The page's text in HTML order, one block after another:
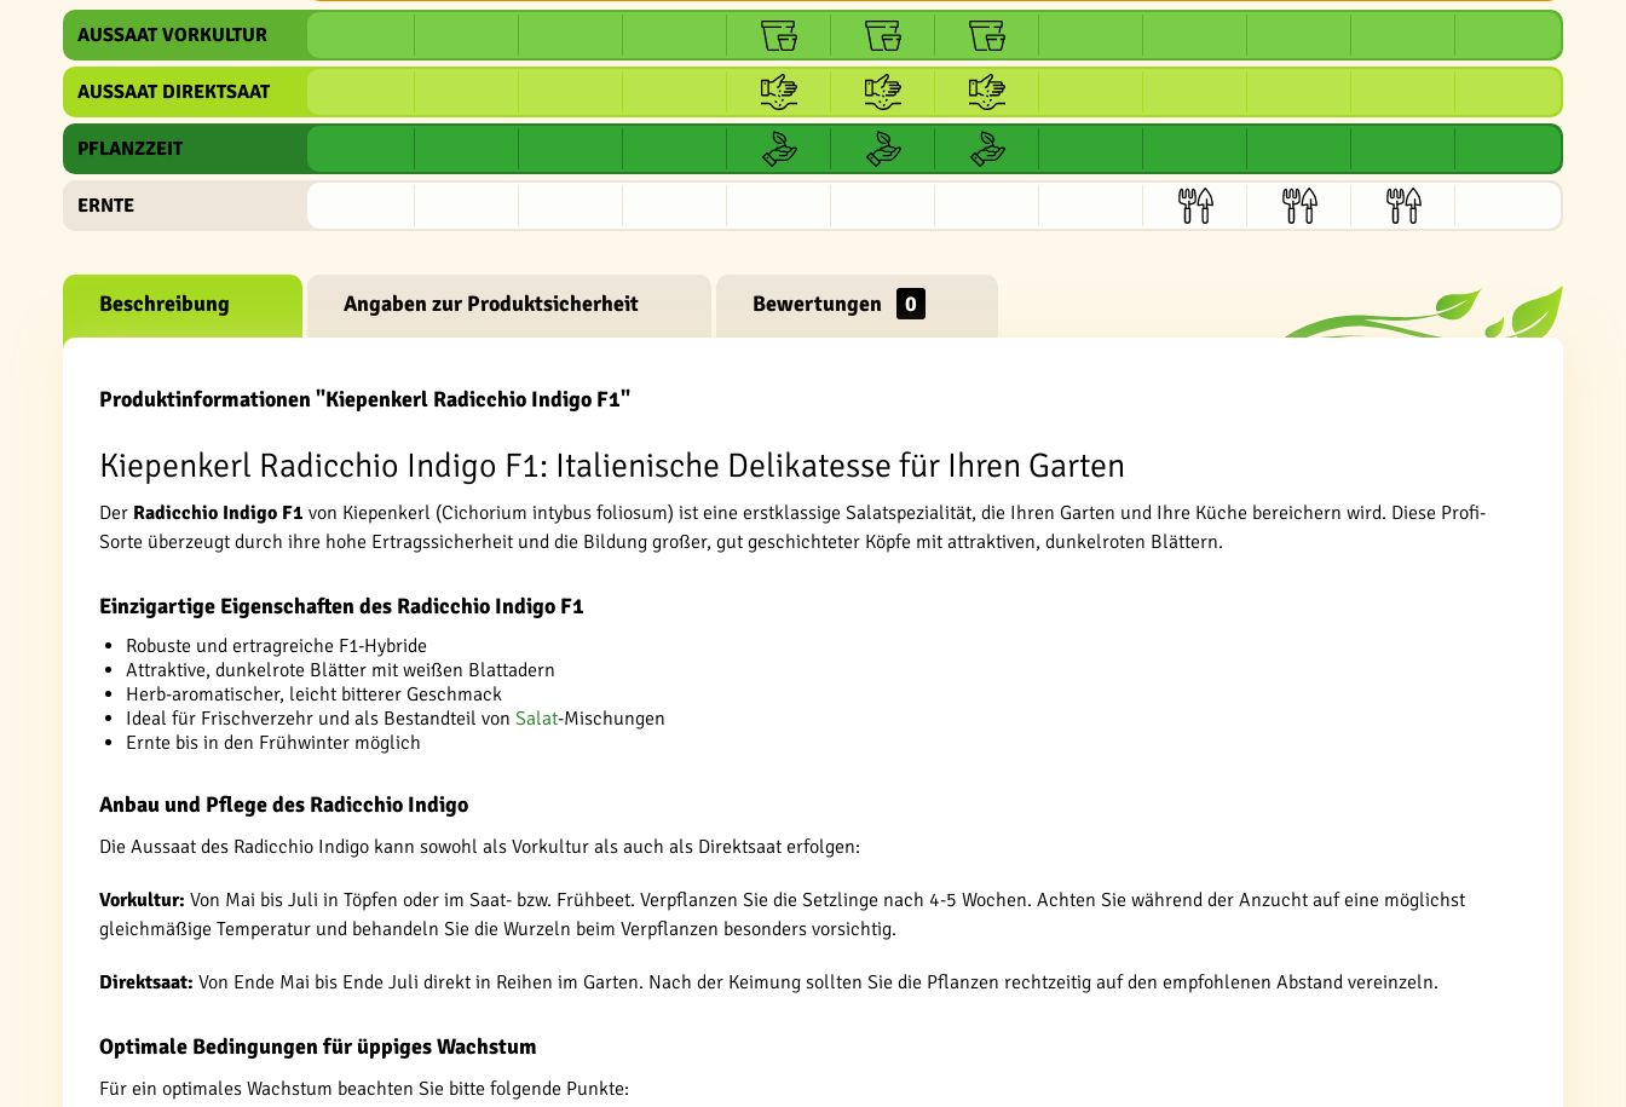
AUSSAAT VORKULTUR
AUSSAAT DIREKTSAAT
PFLANZZEIT
ERNTE
Beschreibung Angaben zur Produktsicherheit Bewertungen 0
Produktinformationen "Kiepenkerl Radicchio Indigo F1"
Kiepenkerl Radicchio Indigo F1: Italienische Delikatesse für Ihren Garten
Der Radicchio Indigo F1 von Kiepenkerl (Cichorium intybus foliosum) ist eine erstklassige Salatspezialität, die Ihren Garten und Ihre Küche bereichern wird. Diese Profi-
Sorte überzeugt durch ihre hohe Ertragssicherheit und die Bildung großer, gut geschichteter Köpfe mit attraktiven, dunkelroten Blättern.
Einzigartige Eigenschaften des Radicchio Indigo F1
Robuste und ertragreiche F1-Hybride
Attraktive, dunkelrote Blätter mit weißen Blattadern
Herb-aromatischer, leicht bitterer Geschmack
Ideal für Frischverzehr und als Bestandteil von Salat-Mischungen
Ernte bis in den Frühwinter möglich
Anbau und Pflege des Radicchio Indigo
Die Aussaat des Radicchio Indigo kann sowohl als Vorkultur als auch als Direktsaat erfolgen:
Vorkultur: Von Mai bis Juli in Töpfen oder im Saat- bzw. Frühbeet. Verpflanzen Sie die Setzlinge nach 4-5 Wochen. Achten Sie während der Anzucht auf eine möglichst
gleichmäßige Temperatur und behandeln Sie die Wurzeln beim Verpflanzen besonders vorsichtig.
Direktsaat: Von Ende Mai bis Ende Juli direkt in Reihen im Garten. Nach der Keimung sollten Sie die Pflanzen rechtzeitig auf den empfohlenen Abstand vereinzeln.
Optimale Bedingungen für üppiges Wachstum
Für ein optimales Wachstum beachten Sie bitte folgende Punkte: